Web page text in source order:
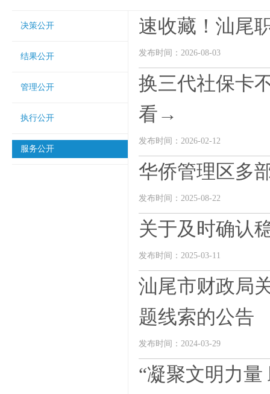
决策公开
结果公开
管理公开
执行公开
服务公开
速收藏！汕尾
发布时间：2026-08-03
换三代社保卡
看→
发布时间：2026-02-12
华侨管理区多
发布时间：2025-08-22
关于及时确认
发布时间：2025-03-11
汕尾市财政局
题线索的公告
发布时间：2024-03-29
“凝聚文明力